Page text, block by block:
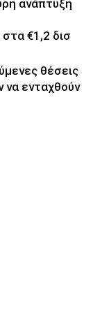
ανάπτυξη
€1,2 δισ
θέσεις
να ενταχθούν